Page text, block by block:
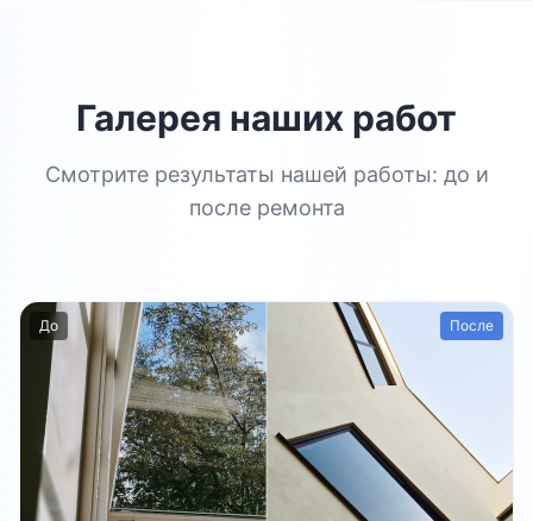
Галерея наших работ
Смотрите результаты нашей работы: до и
после ремонта
До После